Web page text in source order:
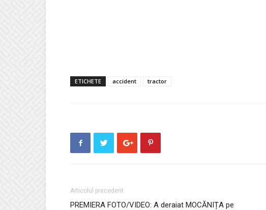
ETICHETE accident tractor
Articolul precedent
PREMIERA FOTO/VIDEO: A deraiat MOCĂNIȚA pe